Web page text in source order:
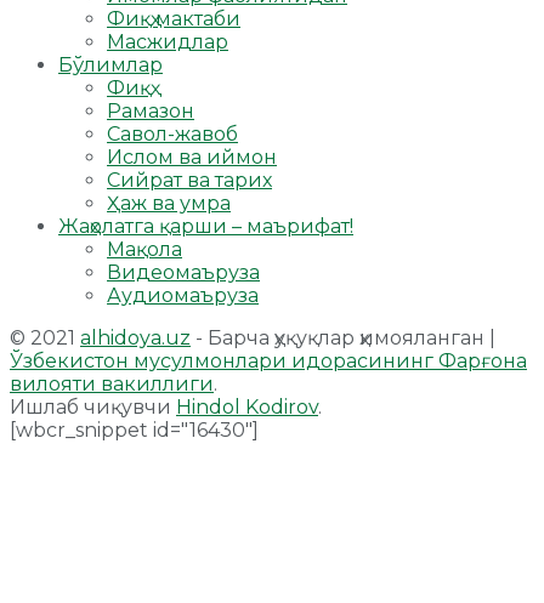
Фиқҳ мактаби
Масжидлар
Бўлимлар
Фиқҳ
Рамазон
Савол-жавоб
Ислом ва иймон
Сийрат ва тарих
Ҳаж ва умра
Жаҳолатга қарши – маърифат!
Мақола
Видеомаъруза
Аудиомаъруза
© 2021 alhidoya.uz - Барча ҳуқуқлар ҳимояланган |
Ўзбекистон мусулмонлари идорасининг Фарғона
вилояти вакиллиги.
Ишлаб чиқувчи Hindol Kodirov.
[wbcr_snippet id="16430"]